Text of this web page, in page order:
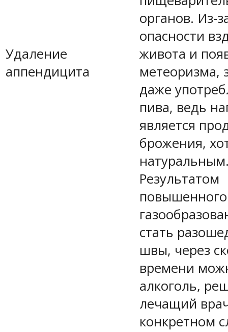
Удаление
аппендицита
органов. Из-
опасности
живота и
метеоризма,
даже
пива, ведь
является
брожения,
Результатом
повышенного
стать
швы, через
времени
алкоголь,
лечащий
конкретном